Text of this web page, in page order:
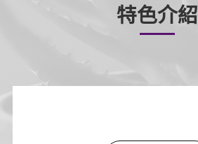
特色介紹